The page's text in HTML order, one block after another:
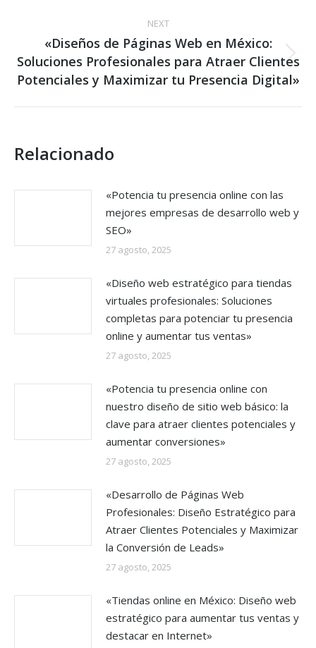
NEXT
Next
post:
«Diseños de Páginas Web en México:
Soluciones Profesionales para Atraer Clientes
Potenciales y Maximizar tu Presencia Digital»
Relacionado
«Potencia tu presencia online con las
mejores empresas de desarrollo web y
SEO»
27 agosto, 2025
«Diseño web estratégico para tiendas
virtuales profesionales: Soluciones
completas para potenciar tu presencia
online y aumentar tus ventas»
27 agosto, 2025
«Potencia tu presencia online con
nuestro diseño de sitio web básico: la
clave para atraer clientes potenciales y
aumentar conversiones»
27 agosto, 2025
«Desarrollo de Páginas Web
Profesionales: Diseño Estratégico para
Atraer Clientes Potenciales y Maximizar
la Conversión de Leads»
27 agosto, 2025
«Tiendas online en México: Diseño web
estratégico para aumentar tus ventas y
destacar en Internet»